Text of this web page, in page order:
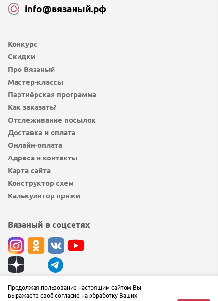
Конкурс
Скидки
Про Вязаный
Мастер-классы
Партнёрская программа
Как заказать?
Отслеживание посылок
Доставка и оплата
Онлайн-оплата
Адреса и контакты
Карта сайта
Конструктор схем
Калькулятор пряжи
info@вязаный.рф
Вязаный в соцсетях
© вязаный.рф 2019 — 2026
Сообщить об ошибке
Продолжая пользование настоящим сайтом Вы
выражаете своё согласие на обработку Ваших